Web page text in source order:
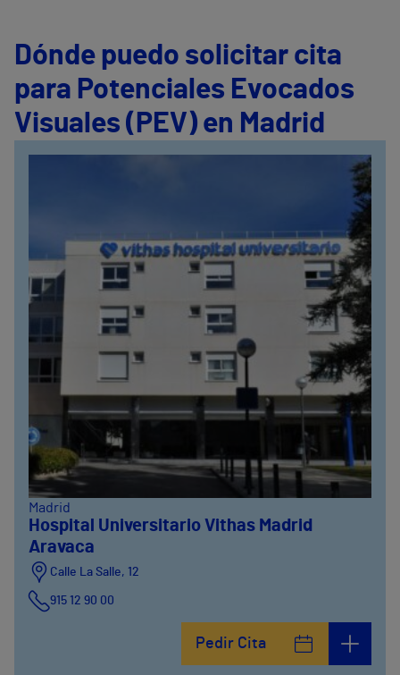
Dónde puedo solicitar cita
para Potenciales Evocados
Visuales (PEV) en Madrid
Madrid
Hospital Universitario Vithas Madrid
Aravaca
Calle La Salle, 12
915 12 90 00
Pedir Cita